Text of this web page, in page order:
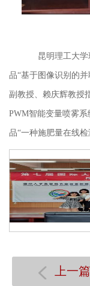
昆明理工大
品“基于图像识别的
副教授、赖庆辉教授
PWM智能变量喷雾
品“一种施肥量在线检
上一篇